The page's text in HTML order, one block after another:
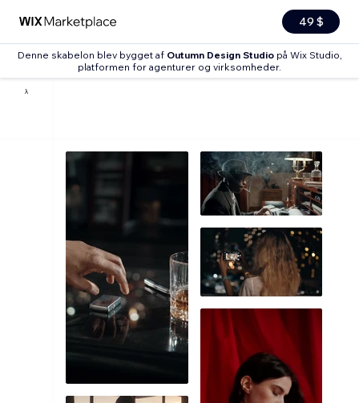
49 $
Denne skabelon blev bygget af Outumn Design Studiopå Wix Studio,
platformen for agenturer og virksomheder.